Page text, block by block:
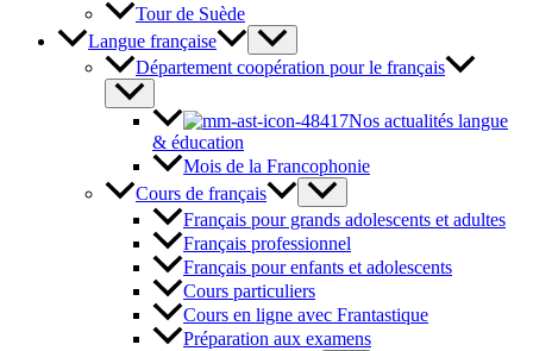
Tour de Suède
Langue française
Département coopération pour le français
Nos actualités langue
& éducation
Mois de la Francophonie
Cours de français
Français pour grands adolescents et adultes
Français professionnel
Français pour enfants et adolescents
Cours particuliers
Cours en ligne avec Frantastique
Préparation aux examens